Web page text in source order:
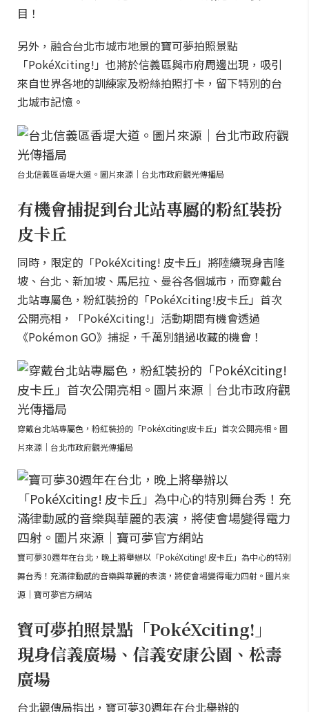
目！
另外，融合台北市城市地景的寶可夢拍照景點
「PokéXciting!」也將於信義區與市府周邊出現，吸引
來自世界各地的訓練家及粉絲拍照打卡，留下特別的台
北城市記憶。
台北信義區香堤大道。圖片來源｜台北市政府觀光傳播局
有機會捕捉到台北站專屬的粉紅裝扮
皮卡丘
同時，限定的「PokéXciting! 皮卡丘」將陸續現身吉隆
坡、台北、新加坡、馬尼拉、曼谷各個城市，而穿戴台
北站專屬色，粉紅裝扮的「PokéXciting!皮卡丘」首次
公開亮相，「PokéXciting!」活動期間有機會透過
《Pokémon GO》捕捉，千萬別錯過收藏的機會！
穿戴台北站專屬色，粉紅裝扮的「PokéXciting!皮卡丘」首次公開亮相。圖
片來源｜台北市政府觀光傳播局
寶可夢30週年在台北，晚上將舉辦以「PokéXciting! 皮卡丘」為中心的特別
舞台秀！充滿律動感的音樂與華麗的表演，將使會場變得電力四射。圖片來
源｜寶可夢官方網站
寶可夢拍照景點「PokéXciting!」
現身信義廣場、信義安康公園、松壽
廣場
台北觀傳局指出，寶可夢30週年在台北舉辦的